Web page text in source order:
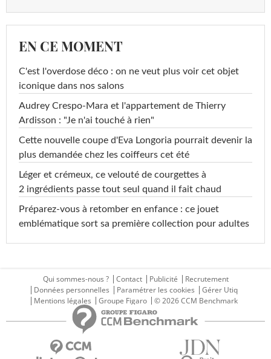
EN CE MOMENT
C'est l'overdose déco : on ne veut plus voir cet objet
iconique dans nos salons
Audrey Crespo-Mara et l'appartement de Thierry
Ardisson : "Je n'ai touché à rien"
Cette nouvelle coupe d'Eva Longoria pourrait devenir la
plus demandée chez les coiffeurs cet été
Léger et crémeux, ce velouté de courgettes à
2 ingrédients passe tout seul quand il fait chaud
Préparez-vous à retomber en enfance : ce jouet
emblématique sort sa première collection pour adultes
Qui sommes-nous ? Contact Publicité
Recrutement
Données personnelles
Paramétrer les cookies
Gérer Utiq
Mentions légales
Groupe Figaro © 2026 CCM Benchmark